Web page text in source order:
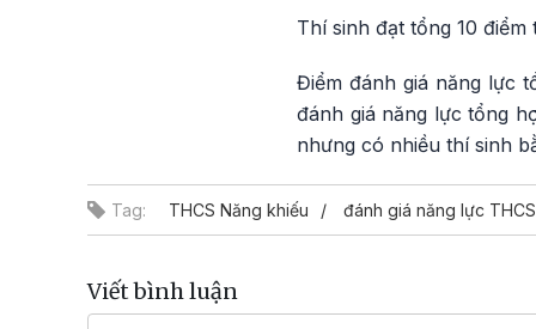
Thí sinh đạt tổng 10
Điểm đánh giá năng lực
đánh giá năng lực tổng
nhưng có nhiều thí sinh
Tag: THCS Năng khiếu đánh giá năng lực THCS
Viết bình luận